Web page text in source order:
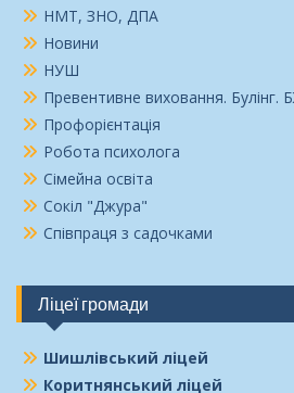
НМТ, ЗНО, ДПА
Новини
НУШ
Превентивне виховання. Булінг.
Профорієнтація
Робота психолога
Сімейна освіта
Сокіл "Джура"
Співпраця з садочками
Ліцеї громади
Шишлівський ліцей
Коритнянський ліцей